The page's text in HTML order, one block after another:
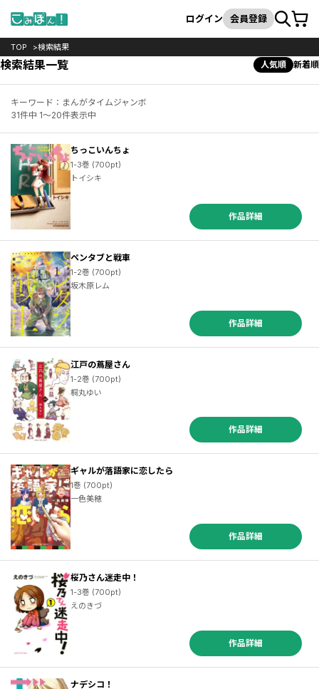
検索
ログイン 会員登録カート
TOP 検索結果
検索結果一覧 人気順 新着順
キーワード：まんがタイムジャンボ
31件中 1～20件表示中
ちっこいんちょ
1-3巻 (700pt)
トイシキ
作品詳細
ペンタブと戦車
1-2巻 (700pt)
坂木原レム
作品詳細
江戸の蔦屋さん
1-2巻 (700pt)
桐丸ゆい
作品詳細
ギャルが落語家に恋したら
1巻 (700pt)
一色美穂
作品詳細
桜乃さん迷走中！
1-3巻 (700pt)
えのきづ
作品詳細
ナデシコ！